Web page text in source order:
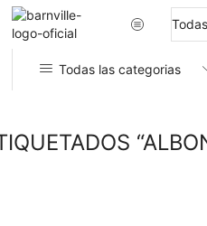
Todas las categorias